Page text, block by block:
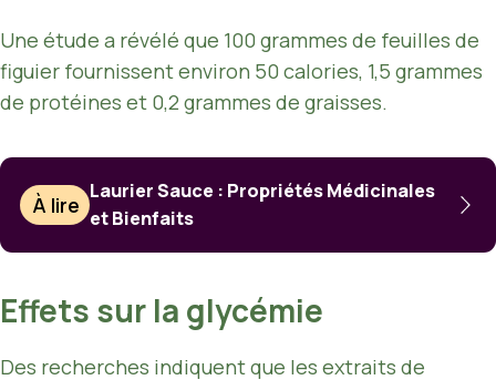
Une étude a révélé que 100 grammes de feuilles de
figuier fournissent environ 50 calories, 1,5 grammes
de protéines et 0,2 grammes de graisses.
À lire
Laurier Sauce : Propriétés Médicinales
et Bienfaits
Effets sur la glycémie
Des recherches indiquent que les extraits de